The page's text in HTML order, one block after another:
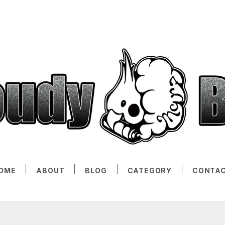
ABOUT BLOG CATEGORY